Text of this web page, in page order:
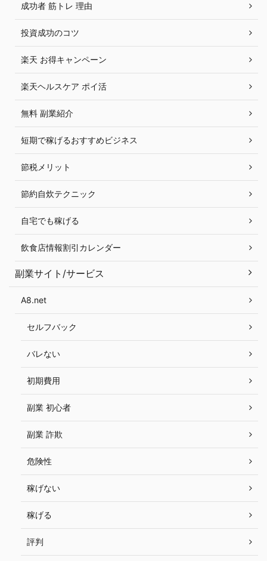
成功者 筋トレ 理由
投資成功のコツ
楽天 お得キャンペーン
楽天ヘルスケア ポイ活
無料 副業紹介
短期で稼げるおすすめビジネス
節税メリット
節約自炊テクニック
自宅でも稼げる
飲食店情報割引カレンダー
副業サイト/サービス
A8.net
セルフバック
バレない
初期費用
副業 初心者
副業 詐欺
危険性
稼げない
稼げる
評判